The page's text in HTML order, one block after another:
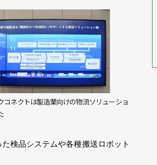
コネクトは製造業向けの物流ソリューショ
検品システムや各種搬送ロボット